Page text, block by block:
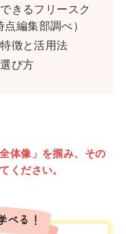
きるフリースク
編集部調べ）
徴と活用法
び方
体像」を掴み、その
ください。
べる！